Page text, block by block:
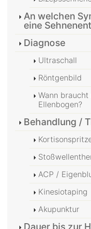
An welchen
eine
Diagnose
Ultraschall
Röntgenbild
Wann braucht
Ellenbogen?
Behandlung /
ACP /
Kinesiotaping
Akupunktur
Dauer bis zur